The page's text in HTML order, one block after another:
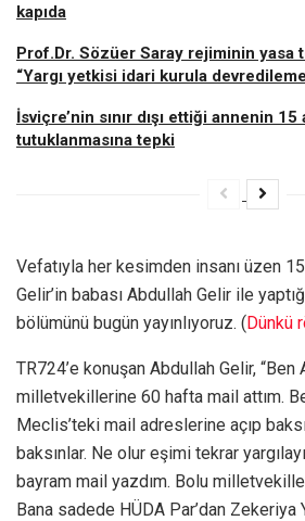
kapıda
Prof.Dr. Sözüer Saray rejiminin yasa
“Yargı yetkisi idari kurula
İsviçre’nin sınır dışı ettiği annenin
tutuklanmasına tepki
Vefatıyla her kesimden insanı üzen
Gelir’in babası Abdullah Gelir ile
bölümünü bugün yayınlıyoruz. (Dünkü
TR724’e konuşan Abdullah Gelir, “Ben
milletvekillerine 60 hafta mail attım.
Meclis’teki mail adreslerine açıp
baksınlar. Ne olur eşimi tekrar
bayram mail yazdım. Bolu
Bana sadede HÜDA Par’dan Zekeriya